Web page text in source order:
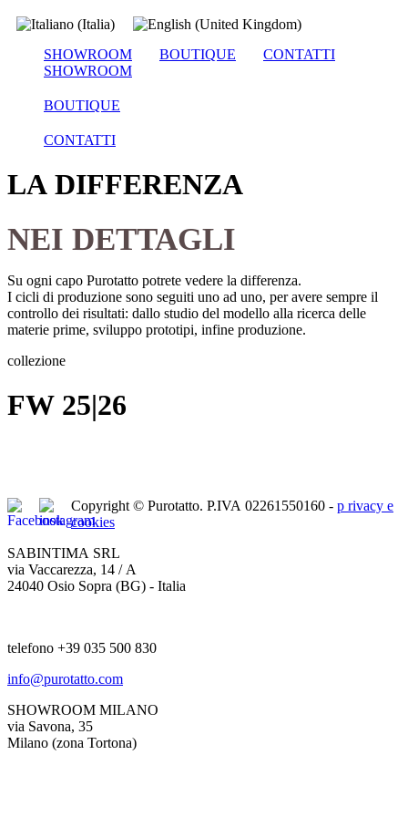
SHOWROOM BOUTIQUE
CONTATTI
SHOWROOM
BOUTIQUE
CONTATTI
LA DIFFERENZA
NEI DETTAGLI
Su ogni capo Purotatto potrete vedere la differenza.
I cicli di produzione sono seguiti uno ad uno, per avere sempre il
controllo dei risultati: dallo studio del modello alla ricerca delle
materie prime, sviluppo prototipi, infine produzione.
collezione
FW 25|26
Copyright © Purotatto. P.IVA 02261550160 - p rivacy e
cookies
SABINTIMA SRL
via Vaccarezza, 14 / A
24040 Osio Sopra (BG) - Italia
telefono +39 035 500 830
info@purotatto.com
SHOWROOM MILANO
via Savona, 35
Milano (zona Tortona)